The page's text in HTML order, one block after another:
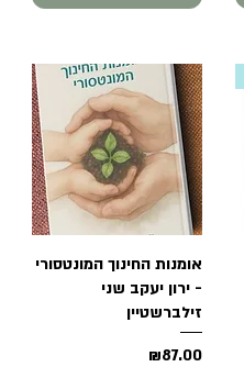
Quick View
אומנות החינוך המונטסורי
- ירון יעקב שני
זילברשטיין
Price
₪87.00